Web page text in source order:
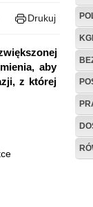
Drukuj
aby
z której